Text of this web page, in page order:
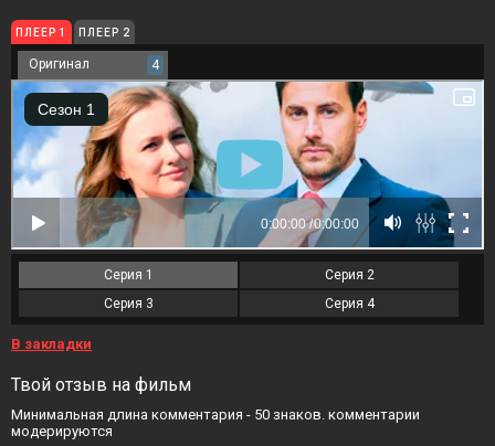
ПЛЕЕР 1 ПЛЕЕР 2
Оригинал 4
Серия 1
Серия 2
Серия 3
Серия 4
В закладки
Твой отзыв на фильм
Минимальная длина комментария - 50 знаков. комментарии
модерируются